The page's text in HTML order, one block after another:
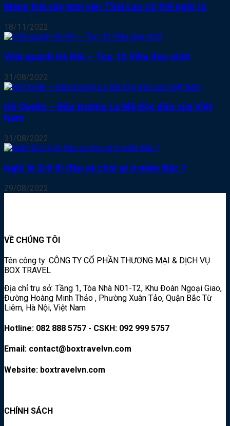
Mang trái cây tươi vào Thái Lan có thể ngồi tù
18/11/2022
Villa quanh Hà Nội – Top 10 Villa đẹp nhất
31/08/2022
Hổ Quyền – Đấu trường La Mã độc đáo của Việt
Nam
31/08/2022
Nghỉ lễ 2/9 đi đâu và chơi gì ở miền Bắc ?
29/08/2022
VỀ CHÚNG TÔI
Tên công ty: CÔNG TY CỔ PHẦN THƯƠNG MẠI & DỊCH VỤ
BOX TRAVEL
Địa chỉ trụ sở: Tầng 1, Tòa Nhà N01-T2, Khu Đoàn Ngoại Giao,
Đường Hoàng Minh Thảo , Phường Xuân Tảo, Quận Bắc Từ
Liêm, Hà Nội, Việt Nam
Hotline: 082 888 5757 - CSKH: 092 999 5757
Email: contact@boxtravelvn.com
Website: boxtravelvn.com
CHÍNH SÁCH